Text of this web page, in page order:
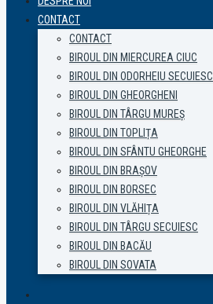
CONTACT
CONTACT
BIROUL DIN MIERCUREA CIUC
BIROUL DIN ODORHEIU SECUIESC
BIROUL DIN GHEORGHENI
BIROUL DIN TÂRGU MUREȘ
BIROUL DIN TOPLIȚA
BIROUL DIN SFÂNTU GHEORGHE
BIROUL DIN BRAȘOV
BIROUL DIN BORSEC
BIROUL DIN VLĂHIȚA
BIROUL DIN TÂRGU SECUIESC
BIROUL DIN BACĂU
BIROUL DIN SOVATA